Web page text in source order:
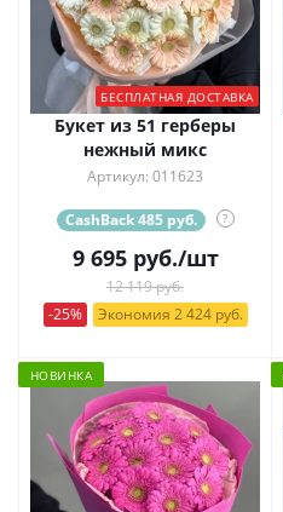
БЕСПЛАТНАЯ ДОСТАВКА
Букет из 51 герберы
нежный микс
Артикул: 011623
CashBack 485 руб. ?
9 695руб./шт
12 119 руб.
-25%
Экономия 2 424 руб.
НОВИНКА